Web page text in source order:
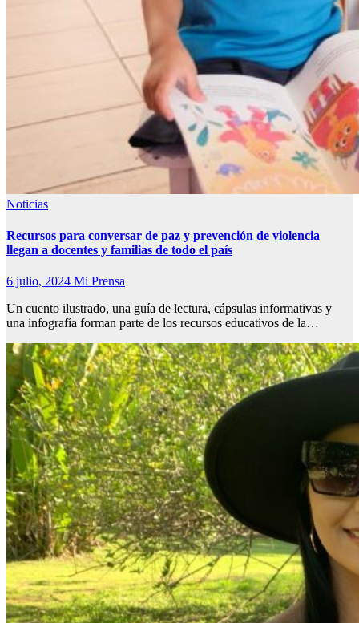
Noticias
Recursos para conversar de paz y prevención de violencia
llegan a docentes y familias de todo el país
6 julio, 2024 Mi Prensa
Un cuento ilustrado, una guía de lectura, cápsulas informativas y
una infografía forman parte de los recursos educativos de la…